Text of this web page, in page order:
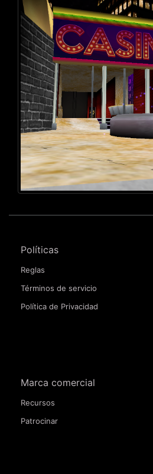
Políticas
Reglas
Términos de servicio
Política de Privacidad
Marca comercial
Recursos
Patrocinar